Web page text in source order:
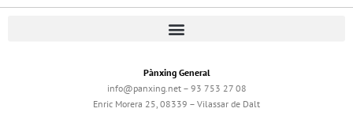
Pànxing General
info@panxing.net – 93 753 27 08
Enric Morera 25, 08339 – Vilassar de Dalt